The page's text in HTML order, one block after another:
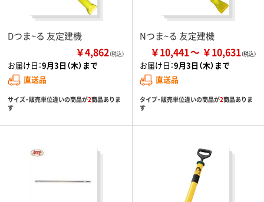
Dつま~る 友定建機
￥4,862（税込）
お届け日：9月3日（木）まで
直送品
サイズ・販売単位違いの商品が2商品ありま
す
Nつま~る 友定建機
￥10,441 ￥10,631
お届け日：9月3日（木）まで
直送品
タイプ・販売単位違いの商品が2商品ありま
す